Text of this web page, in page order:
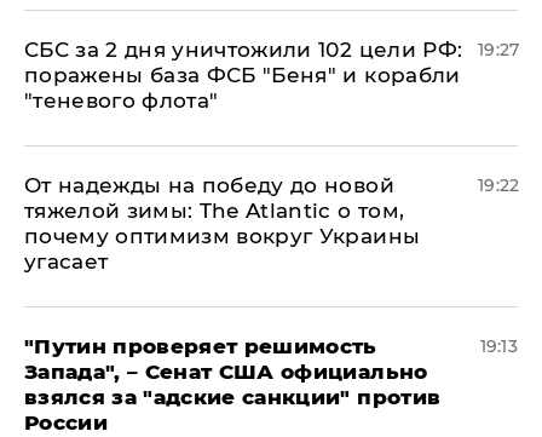
СБС за 2 дня уничтожили 102 цели РФ:
поражены база ФСБ "Беня" и корабли
"теневого флота"
19:27
От надежды на победу до новой
тяжелой зимы: The Atlantic о том,
почему оптимизм вокруг Украины
угасает
19:22
"Путин проверяет решимость
Запада", – Сенат США официально
взялся за "адские санкции" против
России
19:13